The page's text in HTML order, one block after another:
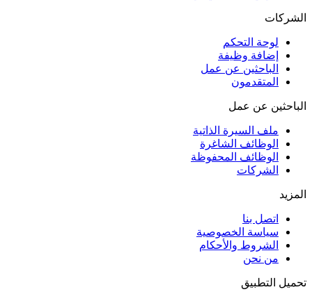
الشركات
لوحة التحكم
إضافة وظيفة
الباحثين عن عمل
المتقدمون
الباحثين عن عمل
ملف السيرة الذاتية
الوظائف الشاغرة
الوظائف المحفوظة
الشركات
المزيد
اتصل بنا
سياسة الخصوصية
الشروط والأحكام
من نحن
تحميل التطبيق